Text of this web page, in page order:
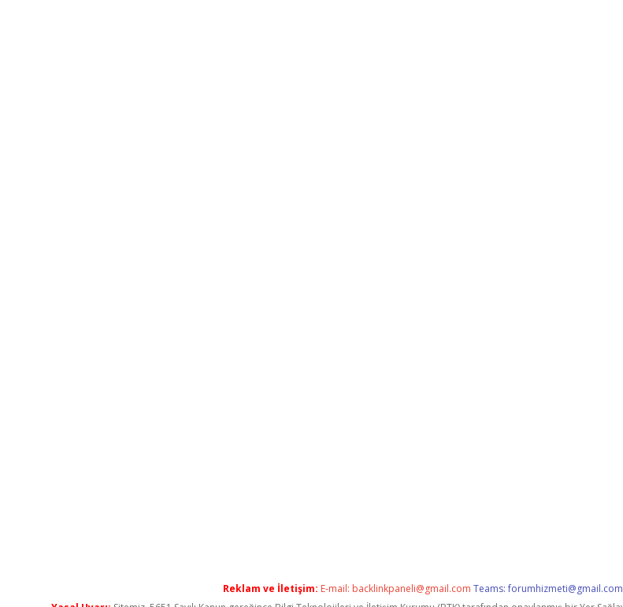
Reklam ve İletişim: E-mail: backlinkpaneli@gmail.com Teams:forumhizmeti@gmail.com